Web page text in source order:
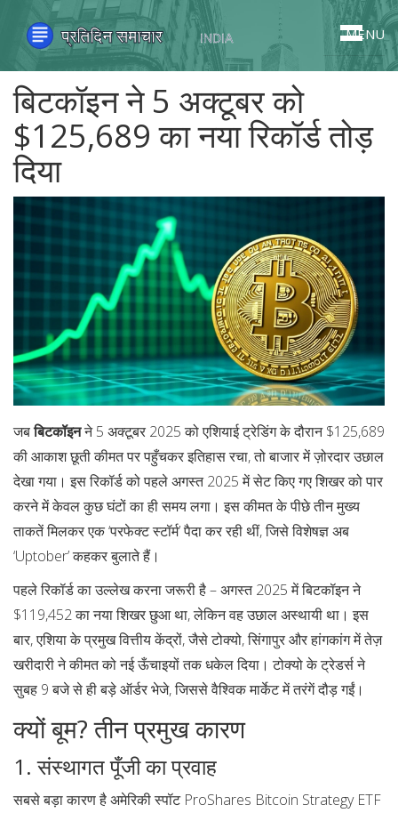
MENU
बिटकॉइन ने 5 अक्टूबर को
$125,689 का नया रिकॉर्ड तोड़
दिया
जबबिटकॉइनने 5 अक्टूबर 2025 को एशियाई ट्रेडिंग के दौरान $125,689
की आकाश छूती कीमत पर पहुँचकर इतिहास रचा, तो बाजार में ज़ोरदार उछाल
देखा गया। इस रिकॉर्ड को पहले अगस्त 2025 में सेट किए गए शिखर को पार
करने में केवल कुछ घंटों का ही समय लगा। इस कीमत के पीछे तीन मुख्य
ताकतें मिलकर एक ‘परफेक्ट स्टॉर्म’ पैदा कर रही थीं, जिसे विशेषज्ञ अब
‘Uptober’ कहकर बुलाते हैं।
पहले रिकॉर्ड का उल्लेख करना जरूरी है – अगस्त 2025 में बिटकॉइन ने
$119,452 का नया शिखर छुआ था, लेकिन वह उछाल अस्थायी था। इस
बार, एशिया के प्रमुख वित्तीय केंद्रों, जैसे टोक्यो, सिंगापुर और हांगकांग में तेज़
खरीदारी ने कीमत को नई ऊँचाइयों तक धकेल दिया।टोक्योके ट्रेडर्स ने
सुबह 9 बजे से ही बड़े ऑर्डर भेजे, जिससे वैश्विक मार्केट में तरंगें दौड़ गईं।
क्यों बूम? तीन प्रमुख कारण
1. संस्थागत पूँजी का प्रवाह
सबसे बड़ा कारण है अमेरिकी स्पॉट ProShares Bitcoin Strategy ETF